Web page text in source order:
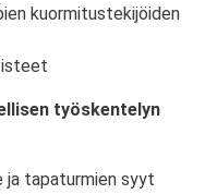
kuormitustekijöiden
työskentelyn
ja tapaturmien syyt